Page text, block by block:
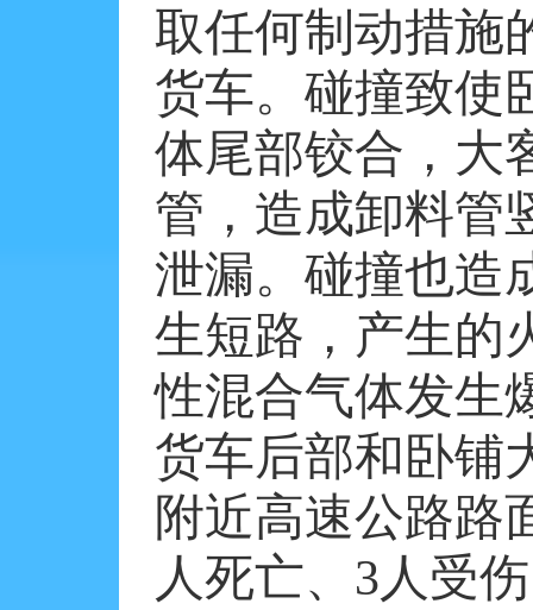
取任何制动措施
货车。碰撞致使
体尾部铰合，大
管，造成卸料管
泄漏。碰撞也造
生短路，产生的
性混合气体发生
货车后部和卧铺
附近高速公路路
人死亡、 3人受